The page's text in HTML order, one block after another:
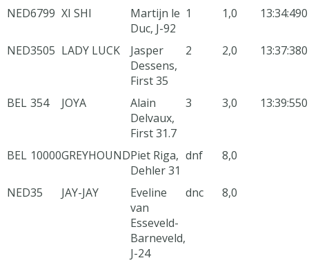
NED6799 XI SHI
Martijn le
Duc, J-92
1 1,0 13:34:49
NED3505 LADY LUCK
Jasper
Dessens,
First 35
2 2,0 13:37:38
BEL 354 JOYA
Alain
Delvaux,
First 31.7
3 3,0 13:39:55
BEL 10000GREYHOUNDPiet Riga,
Dehler 31
dnf 8,0
NED35 JAY-JAY
Eveline
van
Esseveld-
Barneveld,
J-24
dnc 8,0